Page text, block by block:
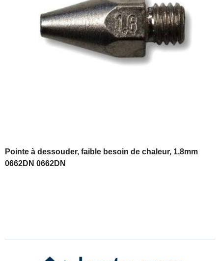
Pointe à dessouder, faible besoin de chaleur, 1,8mm
0662DN 0662DN